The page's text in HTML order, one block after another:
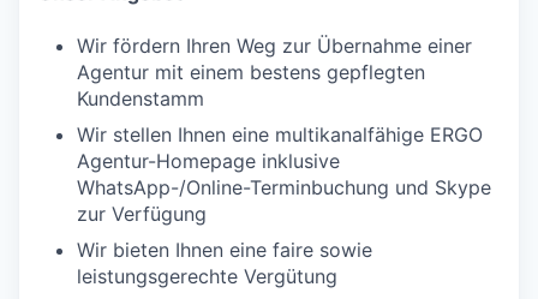
Wir fördern Ihren Weg zur Übernahme einer
Agentur mit einem bestens gepflegten
Kundenstamm
Wir stellen Ihnen eine multikanalfähige ERGO
Agentur-Homepage inklusive
WhatsApp-/Online-Terminbuchung und Skype
zur Verfügung
Wir bieten Ihnen eine faire sowie
leistungsgerechte Vergütung